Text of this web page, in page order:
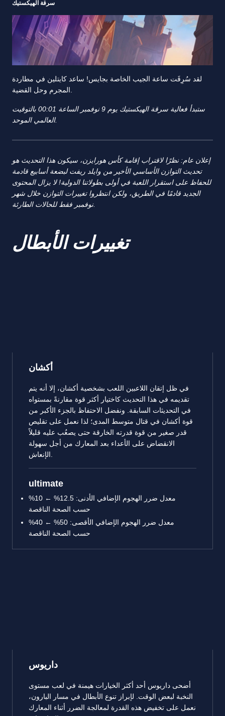
سرقة الهيكستيك
لقد سُرِقَت ساعة الجيب الخاصة بجايس! ساعد كايتلين في مطاردة
ستبدأ فعالية سرقة الهيكستيك يوم 9 نوفمبر الساعة 00:01 بالتوقيت
العالمي الموحد.
إعلان عام: نظرًا لاقتراب إقامة كأس هورايزن، سيكون هذا التحديث هو
تحديث التوازن الأساسي الأخير من وايلد ريفت لبضعة أسابيع قادمة
للحفاظ على استقرار اللعبة في أولى بطولاتنا الدولية! لا يزال المحتوى
الجديد قادمًا في الطريق، ولكن انتظروا تغييرات التوازن خلال شهر
نوفمبر فقط للحالات الطارئة.
تغييرات الأبطال
أكشان
في ظل إتقان اللاعبين اللعب بشخصية أكشان، إلا أنه يتم
تقديمه في هذا التحديث كاختيار أكثر قوة مقارنةً بمستواه
في التحديثات السابقة. ونفضل الاحتفاظ بالجزء الأكبر من
قوة أكشان في قتال متوسط المدى؛ لذا نعمل على تقليص
قدر صغير من قوة قدرته الخارقة حتى يصعُب عليه قليلاً
الانقضاض على الأعداء بعد المعارك من أجل سهولة
ultimate
معدل ضرر الهجوم الإضافي الأدنى: 12.5% ← 10%
حسب الصحة الناقصة
معدل ضرر الهجوم الإضافي الأقصى: 50% ← 40%
حسب الصحة الناقصة
داريوس
أضحى داريوس أحد أكثر الخيارات هيمنة في لعب مستوى
النخبة لبعض الوقت. لإبراز تنوع الأبطال في مسار البارون،
نعمل على تخفيض هذه القدرة لمعالجة الضرر أثناء المعارك